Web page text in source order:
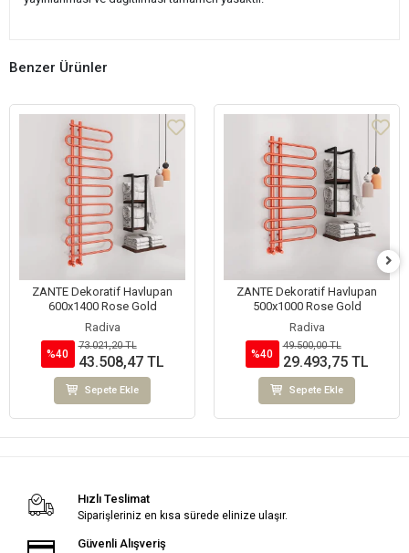
Benzer Ürünler
ZANTE Dekoratif Havlupan
600x1400 Rose Gold
Radiva
%40
73.021,20 TL
43.508,47 TL
Sepete Ekle
ZANTE Dekoratif Havlupan
500x1000 Rose Gold
Radiva
%40
49.500,00 TL
29.493,75 TL
Sepete Ekle
Hızlı Teslimat
Siparişleriniz en kısa sürede elinize ulaşır.
Güvenli Alışveriş